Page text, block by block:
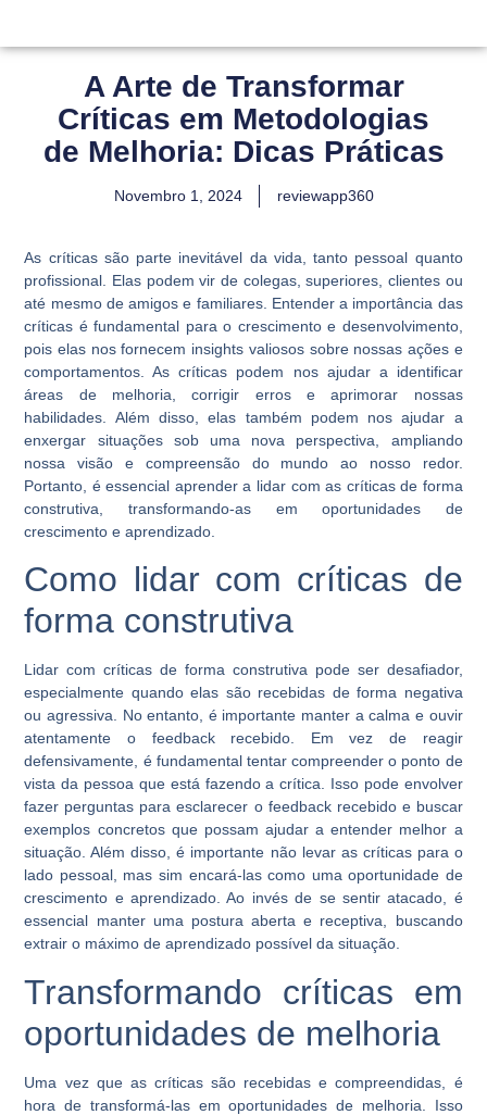
A Arte de Transformar
Críticas em Metodologias
de Melhoria: Dicas Práticas
Novembro 1, 2024 reviewapp360
As críticas são parte inevitável da vida, tanto pessoal quanto
profissional. Elas podem vir de colegas, superiores, clientes ou
até mesmo de amigos e familiares. Entender a importância das
críticas é fundamental para o crescimento e desenvolvimento,
pois elas nos fornecem insights valiosos sobre nossas ações e
comportamentos. As críticas podem nos ajudar a identificar
áreas de melhoria, corrigir erros e aprimorar nossas
habilidades. Além disso, elas também podem nos ajudar a
enxergar situações sob uma nova perspectiva, ampliando
nossa visão e compreensão do mundo ao nosso redor.
Portanto, é essencial aprender a lidar com as críticas de forma
construtiva, transformando-as em oportunidades de
crescimento e aprendizado.
Como lidar com críticas de
forma construtiva
Lidar com críticas de forma construtiva pode ser desafiador,
especialmente quando elas são recebidas de forma negativa
ou agressiva. No entanto, é importante manter a calma e ouvir
atentamente o feedback recebido. Em vez de reagir
defensivamente, é fundamental tentar compreender o ponto de
vista da pessoa que está fazendo a crítica. Isso pode envolver
fazer perguntas para esclarecer o feedback recebido e buscar
exemplos concretos que possam ajudar a entender melhor a
situação. Além disso, é importante não levar as críticas para o
lado pessoal, mas sim encará-las como uma oportunidade de
crescimento e aprendizado. Ao invés de se sentir atacado, é
essencial manter uma postura aberta e receptiva, buscando
extrair o máximo de aprendizado possível da situação.
Transformando críticas em
oportunidades de melhoria
Uma vez que as críticas são recebidas e compreendidas, é
hora de transformá-las em oportunidades de melhoria. Isso